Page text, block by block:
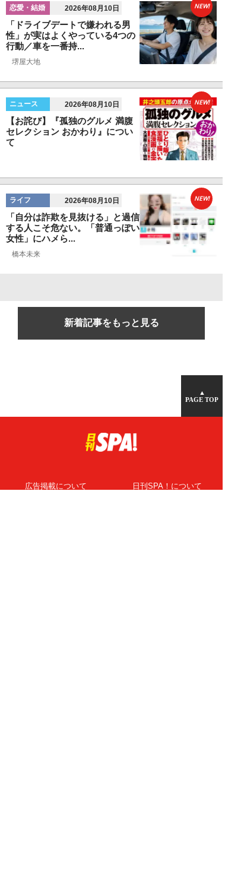
恋愛・結婚 2026年08月10日
「ドライブデートで嫌われる男
性」が実はよくやっている4つの
行動／車を一番持...
堺屋大地
NEW!
ニュース 2026年08月10日
【お詫び】『孤独のグルメ 満腹
セレクション おかわり』につい
て
NEW!
ライフ 2026年08月10日
「自分は詐欺を見抜ける」と過信
する人こそ危ない。「普通っぽい
女性」にハメら...
橋本未来
NEW!
新着記事をもっと見る
▲
PAGE TOP
広告掲載について 日刊SPA！について